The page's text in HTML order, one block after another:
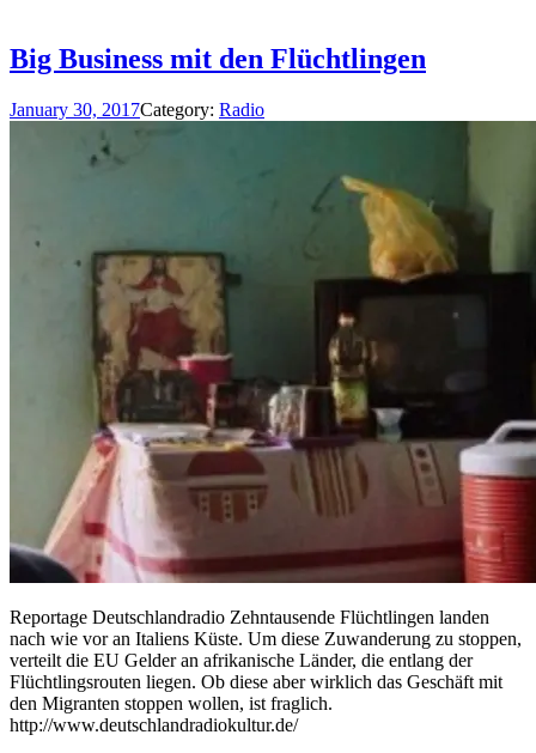
Big Business mit den Flüchtlingen
January 30, 2017Category: Radio
Reportage Deutschlandradio Zehntausende Flüchtlingen landen
nach wie vor an Italiens Küste. Um diese Zuwanderung zu stoppen,
verteilt die EU Gelder an afrikanische Länder, die entlang der
Flüchtlingsrouten liegen. Ob diese aber wirklich das Geschäft mit
den Migranten stoppen wollen, ist fraglich.
http://www.deutschlandradiokultur.de/